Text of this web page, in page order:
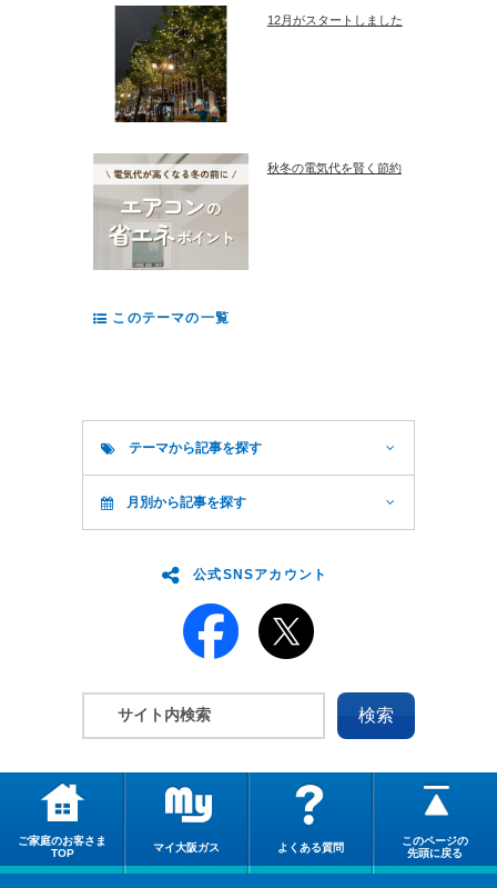
12月がスタートしました
秋冬の電気代を賢く節約
このテーマの一覧
テーマから記事を探す
月別から記事を探す
公式SNSアカウント
ご家庭のお客さま
TOP
マイ大阪ガス よくある質問
このページの
先頭に戻る